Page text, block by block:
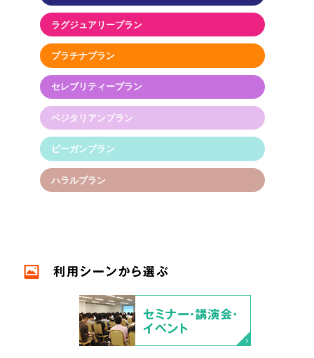
ラグジュアリープラン
プラチナプラン
セレブリティープラン
ベジタリアンプラン
ビーガンプラン
ハラルプラン